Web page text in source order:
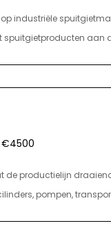
industriële
spuitgietproducten aan
vereisen.
producten is fysiek
maakt deel uit van een
de productielijn
pompen,
staat hierover uitgelegd